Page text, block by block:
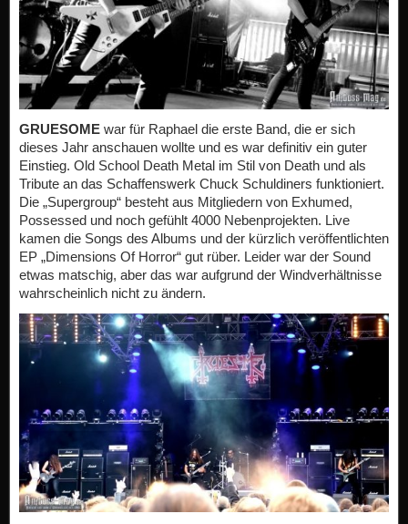
GRUESOME war für Raphael die erste Band, die er sich
dieses Jahr anschauen wollte und es war definitiv ein guter
Einstieg. Old School Death Metal im Stil von Death und als
Tribute an das Schaffenswerk Chuck Schuldiners funktioniert.
Die „Supergroup“ besteht aus Mitgliedern von Exhumed,
Possessed und noch gefühlt 4000 Nebenprojekten. Live
kamen die Songs des Albums und der kürzlich veröffentlichten
EP „Dimensions Of Horror“ gut rüber. Leider war der Sound
etwas matschig, aber das war aufgrund der Windverhältnisse
wahrscheinlich nicht zu ändern.